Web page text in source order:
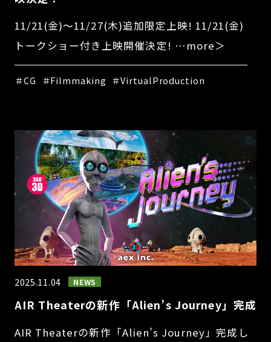
11/21(金)～11/27(木)追加限定上映! 11/21(金)
トークショー付き上映開催決定! …more＞
＃CG ＃Filmmaking ＃VirtualProduction
2025.11.04 NEWS
AIR Theaterの新作「Alien’s Journey」完成
AIR Theaterの新作「Alien’s Journey」完成し